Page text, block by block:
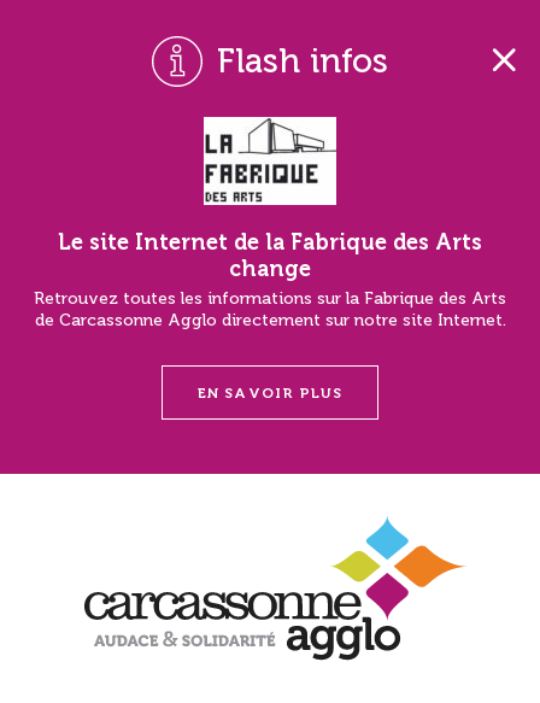
Flash infos
Le site Internet de la Fabrique des Arts
change
Retrouvez toutes les informations sur la Fabrique des Arts
de Carcassonne Agglo directement sur notre site Internet.
EN SAVOIR PLUS